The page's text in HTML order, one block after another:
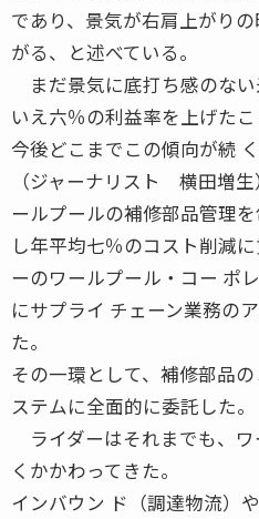
であり、景気が右肩上がり
がる、と述べている。
まだ景気に底打ち感のな
いえ六％の利益率を上げたこ
今後どこまでこの傾向が続
（ジャーナリスト 横田増
ールプールの補修部品管理
し年平均七％のコスト削減
ーのワールプール・コー ポ
にサプライ チェーン業務の
た。
その一環として、補修部品
ステムに全面的に委託した。
ライダーはそれまでも、
くかかわってきた。
インバウン ド（調達物流）